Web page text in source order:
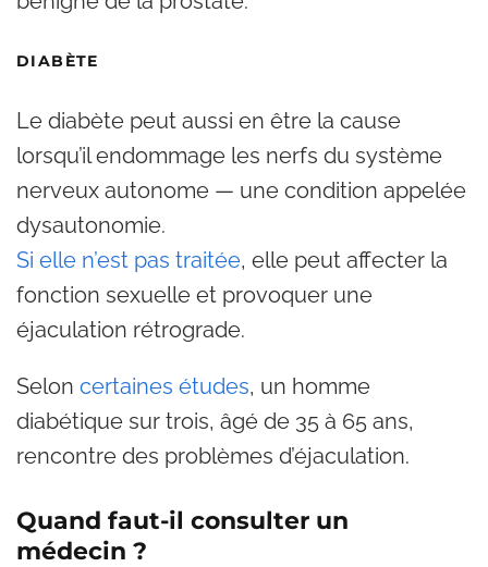
DIABÈTE
Le diabète peut aussi en être la cause
lorsqu’il endommage les nerfs du système
nerveux autonome — une condition appelée
dysautonomie.
Si elle n’est pas traitée, elle peut affecter la
fonction sexuelle et provoquer une
éjaculation rétrograde.
Selon certaines études, un homme
diabétique sur trois, âgé de 35 à 65 ans,
rencontre des problèmes d’éjaculation.
Quand faut-il consulter un
médecin ?